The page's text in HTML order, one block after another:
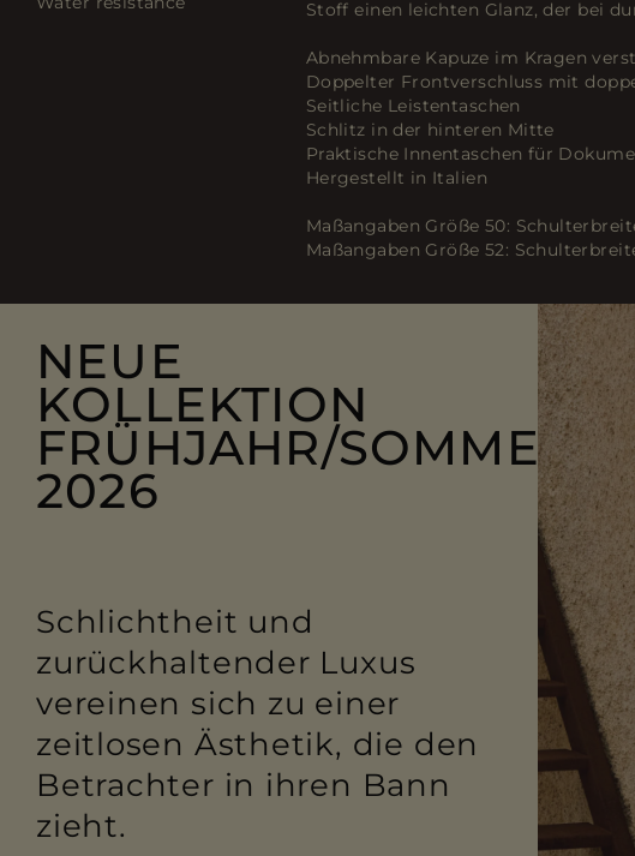
Stoff einen leichten Glanz, der bei
Abnehmbare Kapuze im Kragen
Doppelter Frontverschluss mit
Seitliche Leistentaschen
Schlitz in der hinteren Mitte
Praktische Innentaschen für
Hergestellt in Italien
Maßangaben Größe 50:
Maßangaben Größe 52:
NEUE
KOLLEKTION
FRÜHJAHR/SOMMER
2026
Schlichtheit und
zurückhaltender Luxus
vereinen sich zu einer
zeitlosen Ästhetik, die den
Betrachter in ihren Bann
zieht.